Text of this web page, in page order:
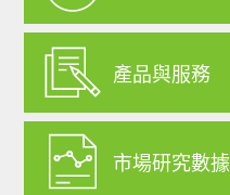
產品與服務
市場研究數據